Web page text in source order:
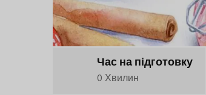
Час на підготовку
0 Хвилин